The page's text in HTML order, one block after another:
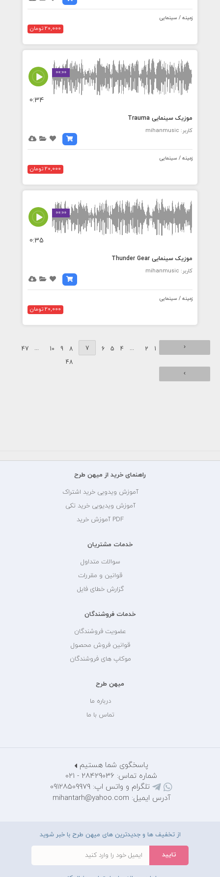
زمینه / سینمایی
20,000 تومان
00:00
0:34
موزیک سینمایی Trauma
کاربر: mihanmusic
زمینه / سینمایی
20,000 تومان
00:00
0:35
موزیک سینمایی Thunder Gear
کاربر: mihanmusic
زمینه / سینمایی
20,000 تومان
‹
1
2
...
4
5
6
7
8
9
10
...
47
48
›
راهنمای خرید از میهن طرح
آموزش ویدویی خرید اشتراک
آموزش ویدیویی خرید تکی
PDF آموزش خرید
خدمات مشتریان
سوالات متداول
قوانین و مقررات
گزارش خطای فایل
خدمات فروشندگان
عضویت فروشندگان
قوانین فروش محصول
موکاپ های فروشندگان
میهن طرح
درباره ما
تماس با ما
پاسخگوی شما هستیم
شماره تماس: 28429036 - 021
تلگرام و واتس اپ: 09128509979
آدرس ایمیل: mihantarh@yahoo.com
از تخفیف ها و جدیدترین های میهن طرح با خبر شوید